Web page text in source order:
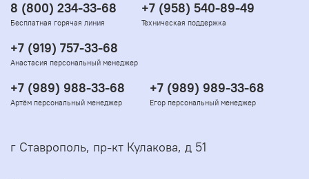
8 (800) 234-33-68
Бесплатная горячая линия
+7 (958) 540-89-49
Техническая поддержка
+7 (919) 757-33-68
Анастасия персональный менеджер
+7 (989) 988-33-68
Артём персональный менеджер
+7 (989) 989-33-68
Егор персональный менеджер
г Ставрополь, пр-кт Кулакова, д 51